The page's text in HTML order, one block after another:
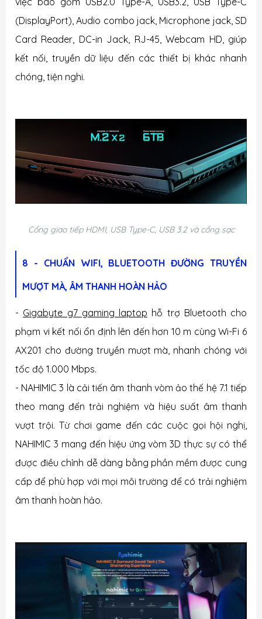
(DisplayPort), Audio combo jack, Microphone jack, SD
Card Reader, DC-in Jack, RJ-45, Webcam HD, giúp
kết nối, truyền dữ liệu đến các thiết bị khác nhanh
chóng, tiện nghi.
Cổng giao tiếp HDMI, USB Type-C, USB 3.2 và cổng sạc
8 - CHUẨN WIFI, BLUETOOTH ĐƯỜNG TRUYỀN
MƯỢT MÀ, ÂM THANH HOÀN HẢO
- Gigabyte g7 gaming laptop hỗ trợ Bluetooth cho
phạm vi kết nối ổn định lên đến hơn 10 m cùng Wi-Fi 6
AX201 cho đường truyền mượt mà, nhanh chóng với
tốc độ 1.000 Mbps.
- NAHIMIC 3 là cải tiến âm thanh vòm ảo thế hệ 7.1 tiếp
theo mang đến trải nghiệm và hiệu suất âm thanh
vượt trội. Từ chơi game đến các cuộc gọi hội nghị,
NAHIMIC 3 mang đến hiệu ứng vòm 3D thực sự có thể
được điều chỉnh dễ dàng bằng phần mềm được cung
cấp để phù hợp với mọi môi trường để có trải nghiệm
âm thanh hoàn hảo.